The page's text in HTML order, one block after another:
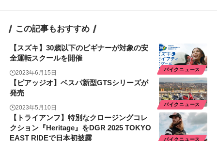
この記事もおすすめ
バイクニュース
【スズキ】30歳以下のビギナーが対象の安
全運転スクールを開催
2023年6月15日
バイクニュース
【ピアッジオ】ベスパ新型GTSシリーズが
発売
2023年5月10日
バイクニュース
【トライアンフ】特別なクロージングコレ
クション『Heritage』をDGR 2025 TOKYO
EAST RIDEで日本初披露